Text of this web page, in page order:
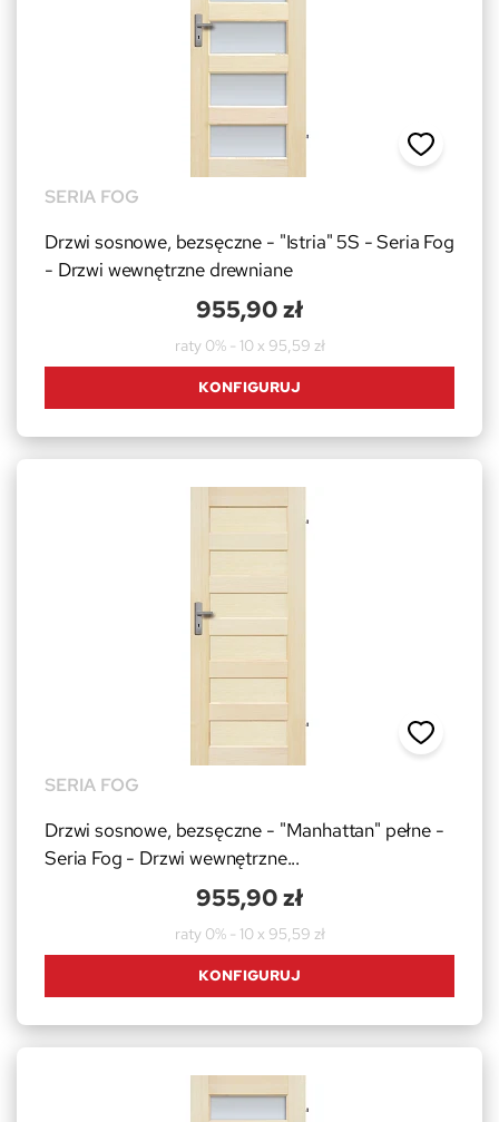
SERIA FOG
Drzwi sosnowe, bezsęczne - "Istria" 5S - Seria Fog
- Drzwi wewnętrzne drewniane
955,90 zł
raty 0% - 10 x 95,59 zł
KONFIGURUJ
SERIA FOG
Drzwi sosnowe, bezsęczne - "Manhattan" pełne -
Seria Fog - Drzwi wewnętrzne...
955,90 zł
raty 0% - 10 x 95,59 zł
KONFIGURUJ